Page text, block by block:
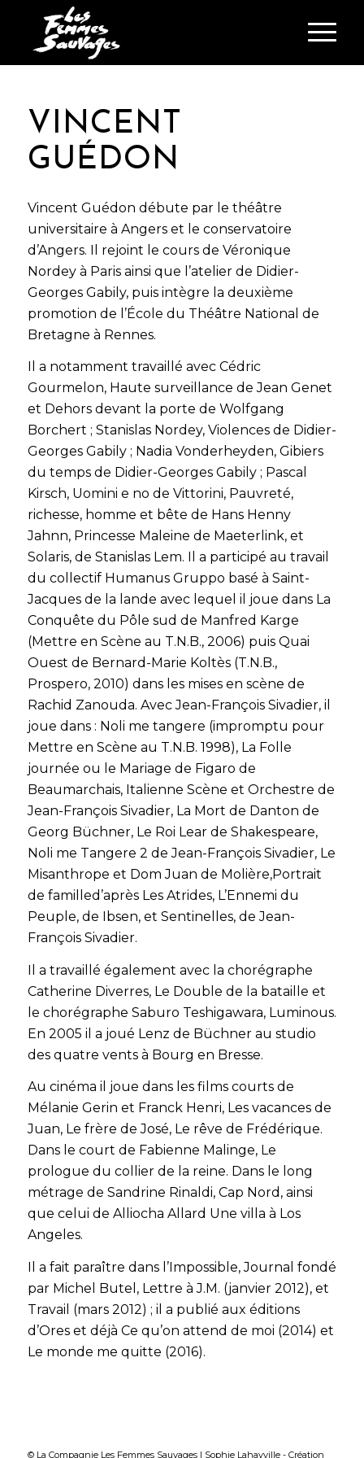
VINCENT
GUÉDON
Vincent Guédon débute par le théâtre
universitaire à Angers et le conservatoire
d’Angers. Il rejoint le cours de Véronique
Nordey à Paris ainsi que l’atelier de Didier-
Georges Gabily, puis intègre la deuxième
promotion de l’École du Théâtre National de
Bretagne à Rennes.
Il a notamment travaillé avec Cédric
Gourmelon, Haute surveillance de Jean Genet
et Dehors devant la porte de Wolfgang
Borchert ; Stanislas Nordey, Violences de Didier-
Georges Gabily ; Nadia Vonderheyden, Gibiers
du temps de Didier-Georges Gabily ; Pascal
Kirsch, Uomini e no de Vittorini, Pauvreté,
richesse, homme et bête de Hans Henny
Jahnn, Princesse Maleine de Maeterlink, et
Solaris, de Stanislas Lem. Il a participé au travail
du collectif Humanus Gruppo basé à Saint-
Jacques de la lande avec lequel il joue dans La
Conquête du Pôle sud de Manfred Karge
(Mettre en Scène au T.N.B., 2006) puis Quai
Ouest de Bernard-Marie Koltès (T.N.B.,
Prospero, 2010) dans les mises en scène de
Rachid Zanouda. Avec Jean-François Sivadier, il
joue dans : Noli me tangere (impromptu pour
Mettre en Scène au T.N.B. 1998), La Folle
journée ou le Mariage de Figaro de
Beaumarchais, Italienne Scène et Orchestre de
Jean-François Sivadier, La Mort de Danton de
Georg Büchner, Le Roi Lear de Shakespeare,
Noli me Tangere 2 de Jean-François Sivadier, Le
Misanthrope et Dom Juan de Molière,Portrait
de familled’après Les Atrides, L’Ennemi du
Peuple, de Ibsen, et Sentinelles, de Jean-
François Sivadier.
Il a travaillé également avec la chorégraphe
Catherine Diverres, Le Double de la bataille et
le chorégraphe Saburo Teshigawara, Luminous.
En 2005 il a joué Lenz de Büchner au studio
des quatre vents à Bourg en Bresse.
Au cinéma il joue dans les films courts de
Mélanie Gerin et Franck Henri, Les vacances de
Juan, Le frère de José, Le rêve de Frédérique.
Dans le court de Fabienne Malinge, Le
prologue du collier de la reine. Dans le long
métrage de Sandrine Rinaldi, Cap Nord, ainsi
que celui de Alliocha Allard Une villa à Los
Angeles.
Il a fait paraître dans l’Impossible, Journal fondé
par Michel Butel, Lettre à J.M. (janvier 2012), et
Travail (mars 2012) ; il a publié aux éditions
d’Ores et déjà Ce qu’on attend de moi (2014) et
Le monde me quitte (2016).
© La Compagnie Les Femmes Sauvages | Sophie Lahayville - Création